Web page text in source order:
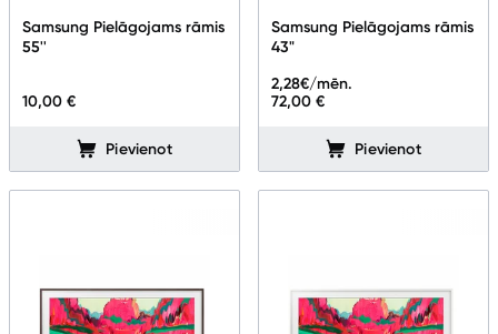
Samsung Pielāgojams rāmis
55''
10,00 €
Pievienot
Samsung Pielāgojams rāmis
43"
72,00 €
2,28€/mēn.
Pievienot